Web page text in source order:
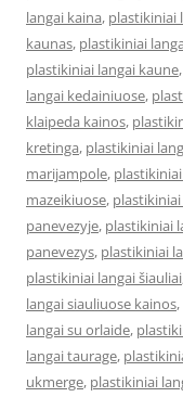
langai kaina, plastikiniai
kaunas, plastikiniai
plastikiniai langai kaune,
langai kedainiuose,
klaipeda kainos,
kretinga, plastikiniai
marijampole,
mazeikiuose,
panevezyje, plastikiniai
panevezys, plastikiniai
plastikiniai langai šiauliai
langai siauliuose kainos,
langai su orlaide,
langai taurage,
ukmerge, plastikiniai